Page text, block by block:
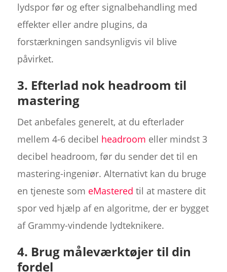
lydspor før og efter signalbehandling med
effekter eller andre plugins, da
forstærkningen sandsynligvis vil blive
påvirket.
3. Efterlad nok headroom til
mastering
Det anbefales generelt, at du efterlader
mellem 4-6 decibel headroom eller mindst 3
decibel headroom, før du sender det til en
mastering-ingeniør. Alternativt kan du bruge
en tjeneste som eMastered til at mastere dit
spor ved hjælp af en algoritme, der er bygget
af Grammy-vindende lydteknikere.
4. Brug måleværktøjer til din
fordel